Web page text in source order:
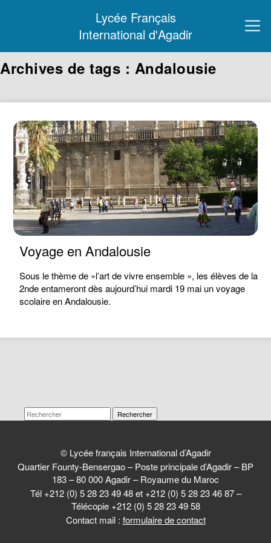
Lycée Français
International d'Agadir
Archives de tags : Andalousie
Voyage en Andalousie
Sous le thème de »l’art de vivre ensemble », les élèves de la
2nde entameront dès aujourd’hui mardi 19 mai un voyage
scolaire en Andalousie.
Rechercher
© Lycée français International d’Agadir
Quartier Founty-Bensergao – Poste principale d’Agadir – BP
183 – 80 000 Agadir – Royaume du Maroc
Tél +212 (0) 5 28 23 49 48 et +212 (0) 5 28 23 46 87 –
Télécopie +212 (0) 5 28 23 49 58
Contact mail : formulaire de contact